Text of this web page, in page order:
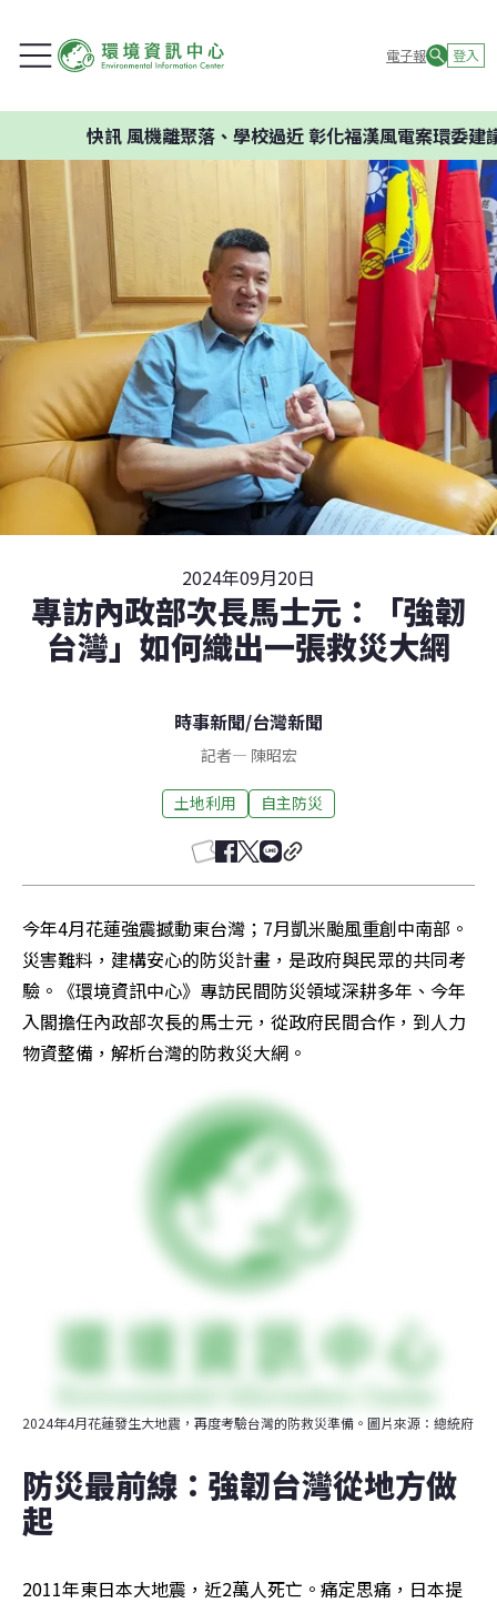
電子報 登入
風機離聚落、學校過近 彰化福漢風電案環委建議不應開
2024年09月20日
專訪內政部次長馬士元：「強韌
台灣」如何織出一張救災大網
時事新聞/台灣新聞
記者— 陳昭宏
土地利用 自主防災
今年4月花蓮強震撼動東台灣；7月凱米颱風重創中南部。
災害難料，建構安心的防災計畫，是政府與民眾的共同考
驗。《環境資訊中心》專訪民間防災領域深耕多年、今年
入閣擔任內政部次長的馬士元，從政府民間合作，到人力
物資整備，解析台灣的防救災大網。
2024年4月花蓮發生大地震，再度考驗台灣的防救災準備。圖片來源：總統府
防災最前線：強韌台灣從地方做
起
2011年東日本大地震，近2萬人死亡。痛定思痛，日本提